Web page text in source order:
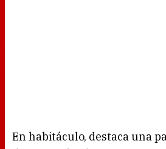
En habitáculo, destaca una